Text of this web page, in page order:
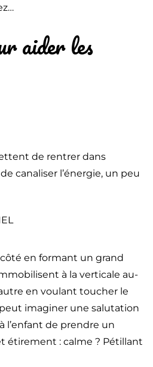
aider les
de rentrer dans
canaliser l’énergie, un peu
en formant un grand
à la verticale au-
en voulant toucher le
imaginer une salutation
l’enfant de prendre un
étirement : calme ? Pétillant